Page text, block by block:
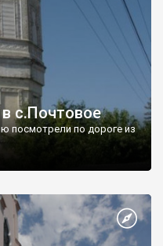
с.Почтовое
посмотрели по дороге из